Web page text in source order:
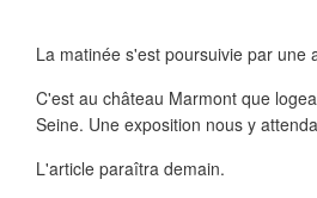
La matinée s'est poursuivie par
C'est au château Marmont que
Seine. Une exposition nous y
L'article paraîtra demain.